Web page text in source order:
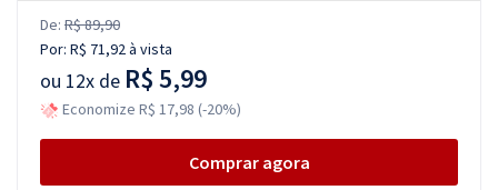
De: R$ 89,90
Por: R$ 71,92à vista
ou 12x de R$ 5,99
Economize R$ 17,98 (-20%)
Comprar agora